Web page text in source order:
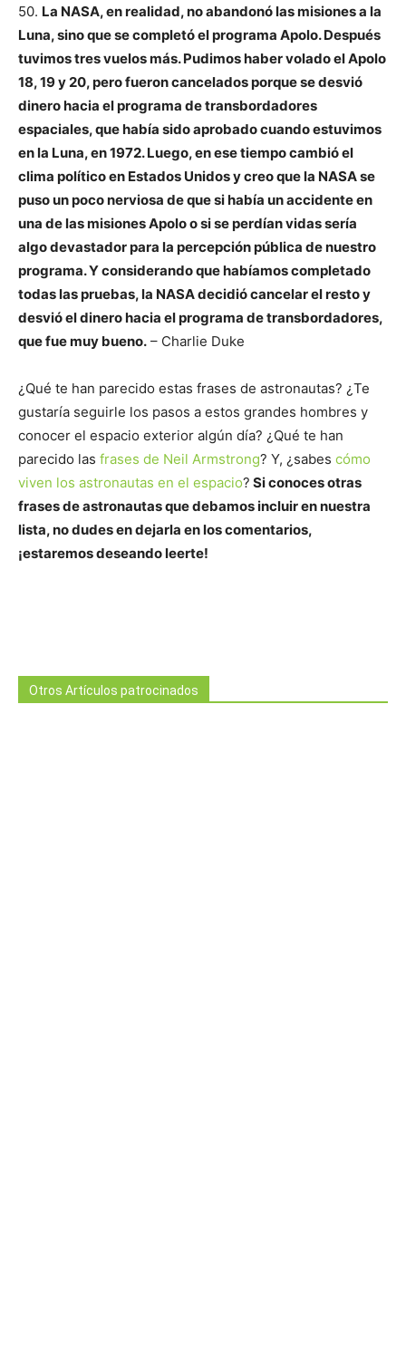
50. La NASA, en realidad, no abandonó las misiones a la
Luna, sino que se completó el programa Apolo. Después
tuvimos tres vuelos más. Pudimos haber volado el Apolo
18, 19 y 20, pero fueron cancelados porque se desvió
dinero hacia el programa de transbordadores
espaciales, que había sido aprobado cuando estuvimos
en la Luna, en 1972. Luego, en ese tiempo cambió el
clima político en Estados Unidos y creo que la NASA se
puso un poco nerviosa de que si había un accidente en
una de las misiones Apolo o si se perdían vidas sería
algo devastador para la percepción pública de nuestro
programa. Y considerando que habíamos completado
todas las pruebas, la NASA decidió cancelar el resto y
desvió el dinero hacia el programa de transbordadores,
que fue muy bueno. – Charlie Duke
¿Qué te han parecido estas frases de astronautas? ¿Te
gustaría seguirle los pasos a estos grandes hombres y
conocer el espacio exterior algún día? ¿Qué te han
parecido las frases de Neil Armstrong? Y, ¿sabes cómo
viven los astronautas en el espacio? Si conoces otras
frases de astronautas que debamos incluir en nuestra
lista, no dudes en dejarla en los comentarios,
¡estaremos deseando leerte!
Otros Artículos patrocinados